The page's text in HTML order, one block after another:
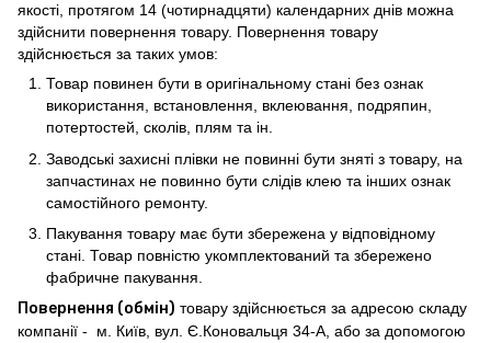
якості, протягом 14 (чотирнадцяти) календарних днів можна
здійснити повернення товару. Повернення товару
здійснюється за таких умов:
Товар повинен бути в оригінальному стані без ознак
використання, встановлення, вклеювання, подряпин,
потертостей, сколів, плям та ін.
Заводські захисні плівки не повинні бути зняті з товару, на
запчастинах не повинно бути слідів клею та інших ознак
самостійного ремонту.
Пакування товару має бути збережена у відповідному
стані. Товар повністю укомплектований та збережено
фабричне пакування.
Повернення (обмін) товару здійснюється за адресою складу
компанії - м. Київ, вул. Є.Коновальця 34-А, або за допомогою